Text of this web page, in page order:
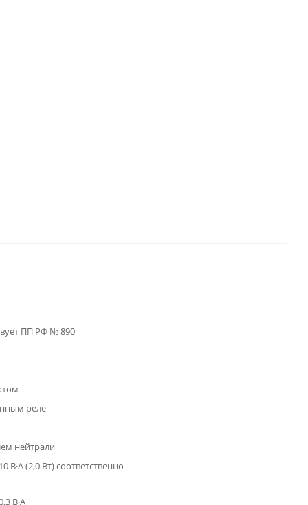
ПП РФ № 890
реле
нейтрали
В·А (2,0 Вт) соответственно
В·А